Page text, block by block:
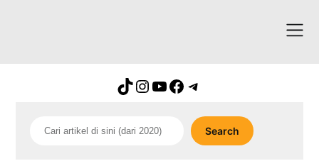
TikTok
Instagram
YouTube
Facebook
Telegram
Search Search